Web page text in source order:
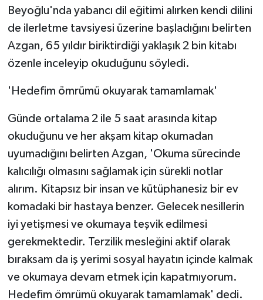
Beyoğlu'nda yabancı dil eğitimi alırken kendi dilini
de ilerletme tavsiyesi üzerine başladığını belirten
Azgan, 65 yıldır biriktirdiği yaklaşık 2 bin kitabı
özenle inceleyip okuduğunu söyledi.
'Hedefim ömrümü okuyarak tamamlamak'
Günde ortalama 2 ile 5 saat arasında kitap
okuduğunu ve her akşam kitap okumadan
uyumadığını belirten Azgan, 'Okuma sürecinde
kalıcılığı olmasını sağlamak için sürekli notlar
alırım. Kitapsız bir insan ve kütüphanesiz bir ev
komadaki bir hastaya benzer. Gelecek nesillerin
iyi yetişmesi ve okumaya teşvik edilmesi
gerekmektedir. Terzilik mesleğini aktif olarak
bıraksam da iş yerimi sosyal hayatın içinde kalmak
ve okumaya devam etmek için kapatmıyorum.
Hedefim ömrümü okuyarak tamamlamak' dedi.